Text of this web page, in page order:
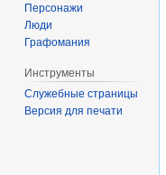
Персонажи
Люди
Графомания
Инструменты
Служебные страницы
Версия для печати